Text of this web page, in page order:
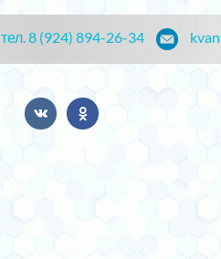
тел. 8 (924) 894-26-34